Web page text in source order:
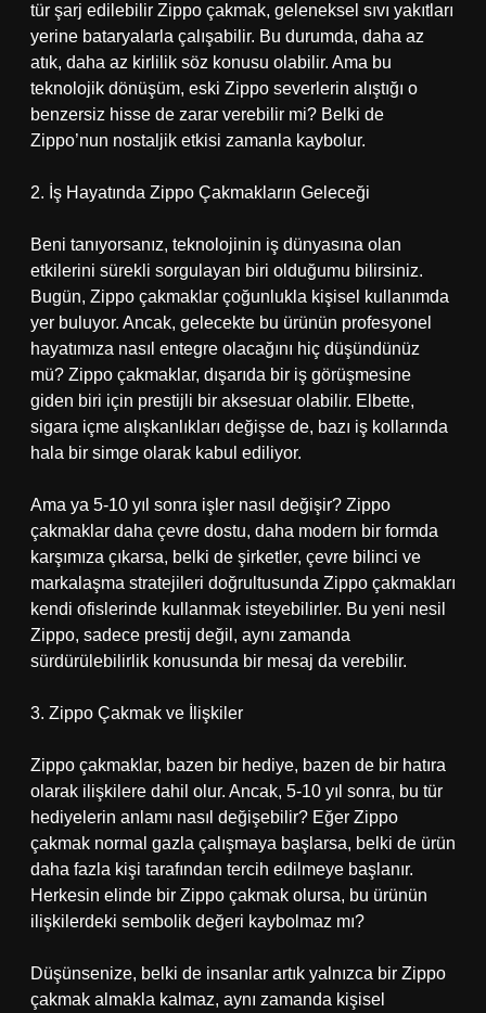
tür şarj edilebilir Zippo çakmak, geleneksel sıvı yakıtları
yerine bataryalarla çalışabilir. Bu durumda, daha az
atık, daha az kirlilik söz konusu olabilir. Ama bu
teknolojik dönüşüm, eski Zippo severlerin alıştığı o
benzersiz hisse de zarar verebilir mi? Belki de
Zippo’nun nostaljik etkisi zamanla kaybolur.
2. İş Hayatında Zippo Çakmakların Geleceği
Beni tanıyorsanız, teknolojinin iş dünyasına olan
etkilerini sürekli sorgulayan biri olduğumu bilirsiniz.
Bugün, Zippo çakmaklar çoğunlukla kişisel kullanımda
yer buluyor. Ancak, gelecekte bu ürünün profesyonel
hayatımıza nasıl entegre olacağını hiç düşündünüz
mü? Zippo çakmaklar, dışarıda bir iş görüşmesine
giden biri için prestijli bir aksesuar olabilir. Elbette,
sigara içme alışkanlıkları değişse de, bazı iş kollarında
hala bir simge olarak kabul ediliyor.
Ama ya 5-10 yıl sonra işler nasıl değişir? Zippo
çakmaklar daha çevre dostu, daha modern bir formda
karşımıza çıkarsa, belki de şirketler, çevre bilinci ve
markalaşma stratejileri doğrultusunda Zippo çakmakları
kendi ofislerinde kullanmak isteyebilirler. Bu yeni nesil
Zippo, sadece prestij değil, aynı zamanda
sürdürülebilirlik konusunda bir mesaj da verebilir.
3. Zippo Çakmak ve İlişkiler
Zippo çakmaklar, bazen bir hediye, bazen de bir hatıra
olarak ilişkilere dahil olur. Ancak, 5-10 yıl sonra, bu tür
hediyelerin anlamı nasıl değişebilir? Eğer Zippo
çakmak normal gazla çalışmaya başlarsa, belki de ürün
daha fazla kişi tarafından tercih edilmeye başlanır.
Herkesin elinde bir Zippo çakmak olursa, bu ürünün
ilişkilerdeki sembolik değeri kaybolmaz mı?
Düşünsenize, belki de insanlar artık yalnızca bir Zippo
çakmak almakla kalmaz, aynı zamanda kişisel